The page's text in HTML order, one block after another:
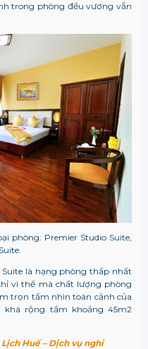
trong phòng đều vương vẫn
phòng: Premier Studio Suite,
là hạng phòng thấp nhất
vì thế mà chất lượng phòng
trọn tầm nhìn toàn cảnh của
rộng tầm khoảng 45m2
Huế – Dịch vụ nghỉ